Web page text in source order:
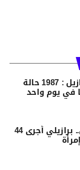
حالة طوارئ في البرازيل : 1987 حالة
في يوم واحد
لُقّب بالدمية الإنسان.. برازيلي أجرى 44